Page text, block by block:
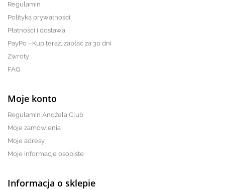
Regulamin
Polityka prywatności
Płatności i dostawa
PayPo - Kup teraz, zapłać za 30 dni
Zwroty
FAQ
Moje konto
Regulamin Andżela Club
Moje zamówienia
Moje adresy
Moje informacje osobiste
Informacja o sklepie